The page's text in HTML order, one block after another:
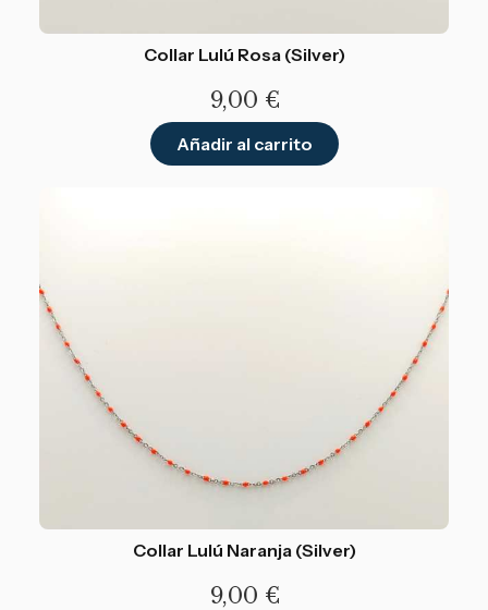
Collar Lulú Rosa (Silver)
9,00 €
Añadir al carrito
Collar Lulú Naranja (Silver)
9,00 €